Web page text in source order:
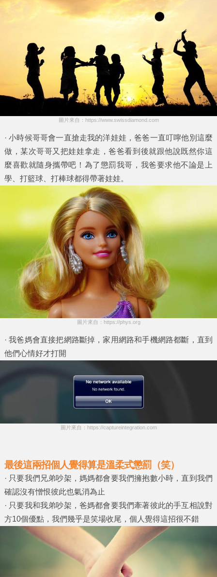
圖片來自：https://www.swissdiamond.com
· 小時候哥哥會一直搶走我的洋娃娃，爸爸一直叮嚀他別這麼
做，某次哥哥又把娃娃拿走，爸爸看到後就跟他說既然你這
麼喜歡就隨身攜帶吧！為了懲罰我哥，我爸要求他不論是上
學、打籃球、打棒球都得帶著娃娃。
圖片來自：https://phys.org
· 我爸媽會直接把網路斷掉，家用網路和手機網路都斷，直到
他們心情好才打開
圖片來自：https://captureintegration.com
最後這兩招個人覺得算是溫柔式懲罰（笑）
· 只要我們兄弟吵架，媽媽都會要我們擁抱數小時，直到我們
確認沒有憎恨彼此也氣消為止
· 只要我和我弟吵架，爸媽都會要我們牽著彼此的手互相說對
方10個優點，我們幾乎是笑場收尾，個人覺得這招很不錯